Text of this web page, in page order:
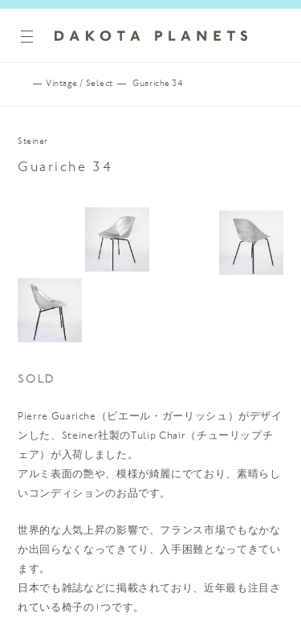
HOMEVintage / Select Guariche 34
Steiner
Guariche 34
SOLD
Pierre Guariche（ピエール・ガーリッシュ）がデザイ
ンした、Steiner社製のTulip Chair（チューリップチ
ェア）が入荷しました。
アルミ表面の艶や、模様が綺麗にでており、素晴らし
いコンディションのお品です。
世界的な人気上昇の影響で、フランス市場でもなかな
か出回らなくなってきてり、入手困難となってきてい
ます。
日本でも雑誌などに掲載されており、近年最も注目さ
れている椅子の1つです。